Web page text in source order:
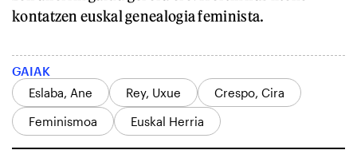
kontatzen euskal genealogia feminista.
GAIAK
Eslaba, Ane
Rey, Uxue
Crespo, Cira
Feminismoa
Euskal Herria